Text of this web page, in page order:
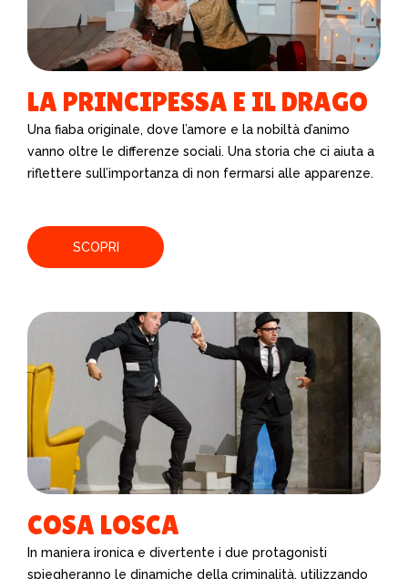
LA PRINCIPESSA E IL DRAGO
Una fiaba originale, dove l’amore e la nobiltà d’animo
vanno oltre le differenze sociali. Una storia che ci aiuta a
riflettere sull’importanza di non fermarsi alle apparenze.
SCOPRI
COSA LOSCA
In maniera ironica e divertente i due protagonisti
spiegheranno le dinamiche della criminalità, utilizzando